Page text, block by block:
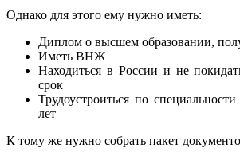
Однако для этого ему нужно иметь:
Диплом о высшем образовании,
Иметь ВНЖ
Находиться в России и не
срок
Трудоустроиться по
лет
К тому же нужно собрать пакет